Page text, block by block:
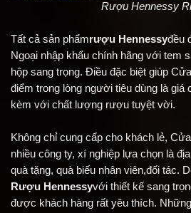
Rượu Hennessy
Tất cả sản phẩmrượu Hennessyđều
Ngoại nhập khẩu chính hãng với tem
hộp sang trọng. Điều đặc biệt giúp
điểm trong lòng người tiêu dùng là giá
kèm với chất lượng rượu tuyệt vời.
Không chỉ cung cấp cho khách lẻ,
nhiều công ty, xí nghiệp lựa chọn là
quà tặng, quà biếu nhân viên,đối tác.
Rượu Hennessyvới thiết kế sang
được khách hàng rất yêu thích.